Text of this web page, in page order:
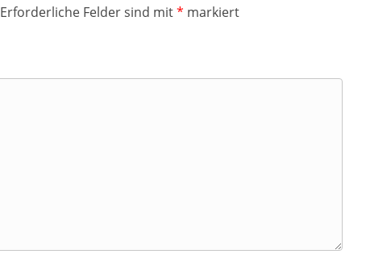
Erforderliche Felder sind mit* markiert